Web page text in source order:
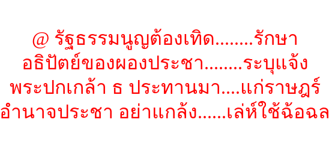
@ รัฐธรรมนูญต้องเทิด........รักษา
อธิปัตย์ของผองประชา........ระบุแจ้ง
พระปกเกล้า ธ ประทานมา....แก่ราษฎร์
อำนาจประชา อย่าแกล้ง......เล่ห์ใช้ฉ้อฉล